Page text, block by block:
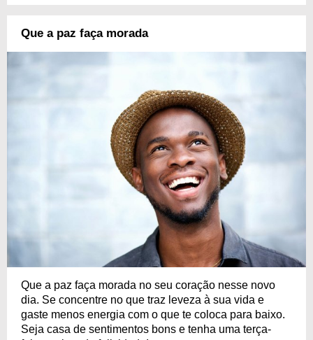
Que a paz faça morada
Que a paz faça morada no seu coração nesse novo
dia. Se concentre no que traz leveza à sua vida e
gaste menos energia com o que te coloca para baixo.
Seja casa de sentimentos bons e tenha uma terça-